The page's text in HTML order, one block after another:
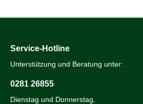
Service-Hotline
Unterstützung und Beratung unter:
0281 26855
Dienstag und Donnerstag,